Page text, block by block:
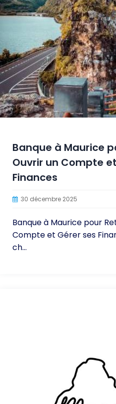
Banque à Maurice
Ouvrir un Compte
Finances
30 décembre 2025
Banque à Maurice pour
Compte et Gérer ses
ch...